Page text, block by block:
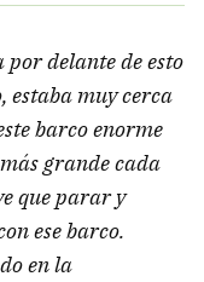
por delante de esto
estaba muy cerca
barco enorme
grande cada
que parar y
ese barco.
en la